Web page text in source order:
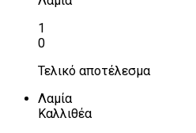
1
0
Τελικό αποτέλεσμα
Λαμία
Καλλιθέα